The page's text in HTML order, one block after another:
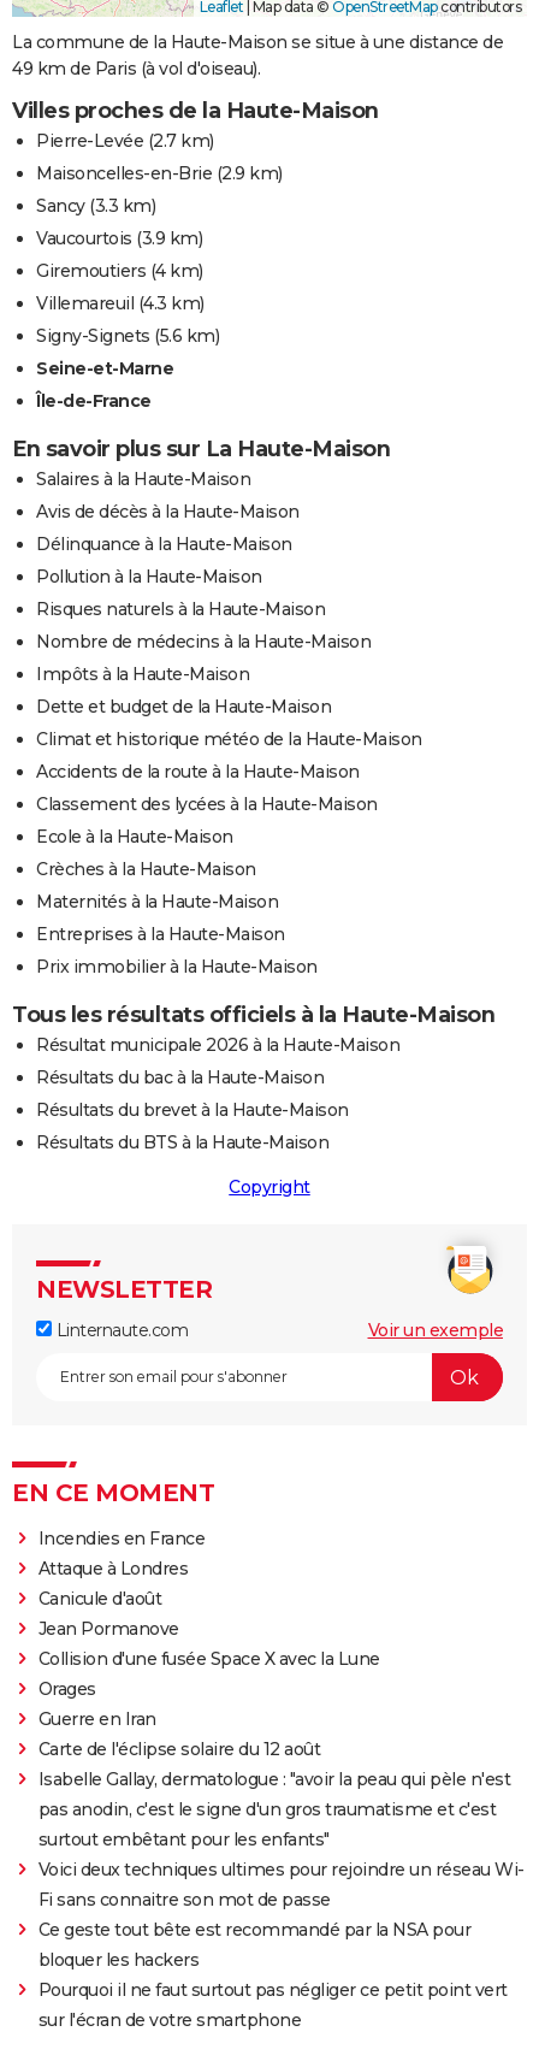
Leaflet Map data © OpenStreetMapcontributors
La commune de la Haute-Maison se situe à une distance de
49 km de Paris (à vol d'oiseau).
Villes proches de la Haute-Maison
Pierre-Levée (2.7 km)
Maisoncelles-en-Brie (2.9 km)
Sancy(3.3 km)
Vaucourtois (3.9 km)
Giremoutiers (4 km)
Villemareuil (4.3 km)
Signy-Signets (5.6 km)
Seine-et-Marne
Île-de-France
En savoir plus sur La Haute-Maison
Salaires à la Haute-Maison
Avis de décès à la Haute-Maison
Délinquance à la Haute-Maison
Pollution à la Haute-Maison
Risques naturels à la Haute-Maison
Nombre de médecins à la Haute-Maison
Impôts à la Haute-Maison
Dette et budget de la Haute-Maison
Climat et historique météo de la Haute-Maison
Accidents de la route à la Haute-Maison
Classement des lycées à la Haute-Maison
Ecole à la Haute-Maison
Crèches à la Haute-Maison
Maternités à la Haute-Maison
Entreprises à la Haute-Maison
Prix immobilier à la Haute-Maison
Tous les résultats officiels à la Haute-Maison
Résultat municipale 2026 à la Haute-Maison
Résultats du bac à la Haute-Maison
Résultats du brevet à la Haute-Maison
Résultats du BTS à la Haute-Maison
Copyright
NEWSLETTER
Linternaute.com Voir un exemple
EN CE MOMENT
Incendies en France
Attaque à Londres
Canicule d'août
Jean Pormanove
Collision d'une fusée Space X avec la Lune
Orages
Guerre en Iran
Carte de l'éclipse solaire du 12 août
Isabelle Gallay, dermatologue : "avoir la peau qui pèle n'est
pas anodin, c'est le signe d'un gros traumatisme et c'est
surtout embêtant pour les enfants"
Voici deux techniques ultimes pour rejoindre un réseau Wi-
Fi sans connaitre son mot de passe
Ce geste tout bête est recommandé par la NSA pour
bloquer les hackers
Pourquoi il ne faut surtout pas négliger ce petit point vert
sur l'écran de votre smartphone